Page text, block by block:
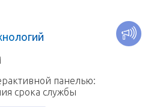
нологий
панелью:
срока службы